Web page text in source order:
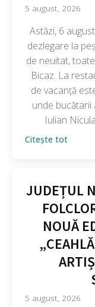
5 august, 2026
Astăzi, 6
dezlegare la
de neuitat,
Bicaz. La
de vacanță
unde bucătarii
Iulian
Citește tot
JUDEȚUL
NOUĂ
5 august, 2026